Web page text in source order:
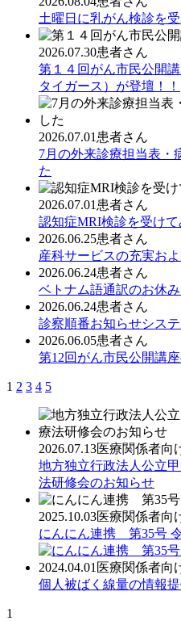
土曜日に乳がん検診を
2026.07.30患者さん
第１４回がん市民公開
タイガース）が登壇！！
2026.07.01 患者さん
7月の外来診療担当表・
た
2026.07.01 患者さん
認知症MRI検診を受けて
2026.06.25患者さん
産科サービスの充実お
2026.06.24患者さん
ベトナム語通訳のお休
2026.06.24患者さん
診察順番お知らせシス
2026.06.05患者さん
第12回がん市民公開講
1 2 3 4 5
2026.07.13医療関係者向
地方独立行政法人公立
法研修会のお知らせ
2025.10.03医療関係者向
にんにん連携 第35号
2024.04.01 医療関係者向
個人被ばく線量の情報
1